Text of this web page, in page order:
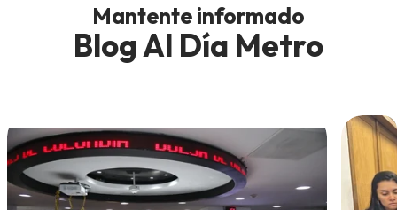
Mantente informado
Blog Al Día Metro